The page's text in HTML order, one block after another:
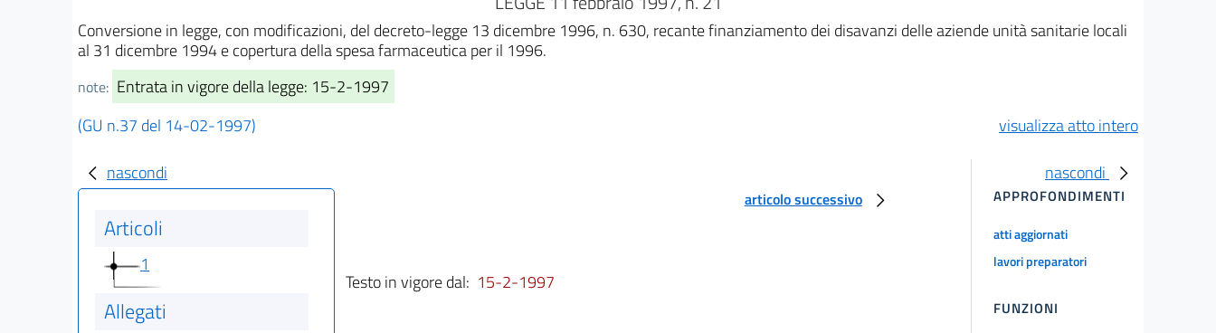
Conversione in legge, con modificazioni, del decreto-legge 13 dicembre 1996, n. 630, recante finanziamento dei disavanzi delle aziende unità sanitarie locali
al 31 dicembre 1994 e copertura della spesa farmaceutica per il 1996.
note: Entrata in vigore della legge: 15-2-1997
(GU n.37 del 14-02-1997)
visualizza atto intero
nascondi
Articoli
1
Allegati
articolo successivo
Testo in vigore dal: 15-2-1997
nascondi
APPROFONDIMENTI
atti aggiornati
lavori preparatori
FUNZIONI